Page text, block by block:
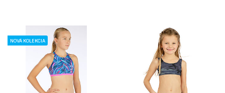
NOVÁ KOLEKCIA